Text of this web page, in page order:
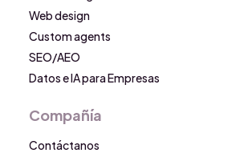
Web design
Custom agents
SEO/AEO
Datos e IA para Empresas
Compañía
Contáctanos